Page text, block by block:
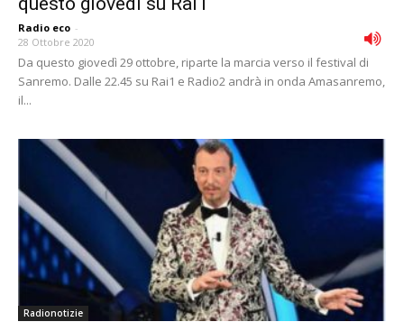
Radio eco -
28 Ottobre 2020
Da questo giovedì 29 ottobre, riparte la marcia verso il festival di
Sanremo. Dalle 22.45 su Rai1 e Radio2 andrà in onda Amasanremo,
il...
Radionotizie